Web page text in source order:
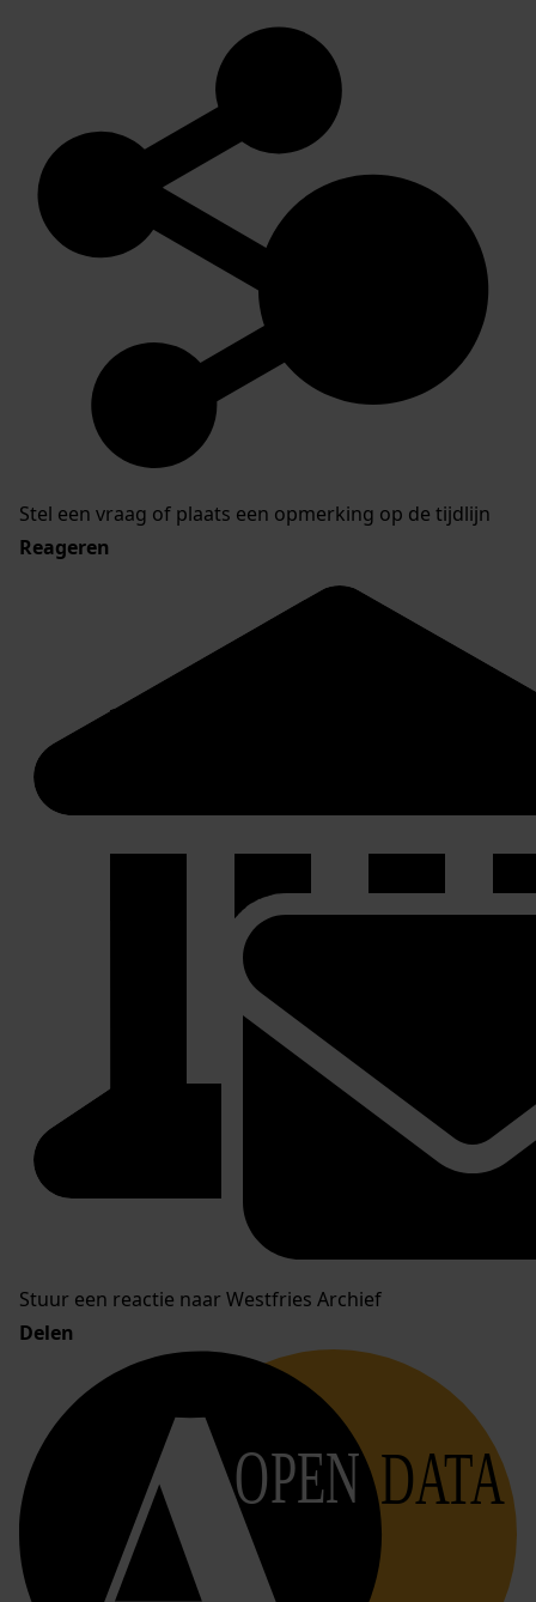
Stel een vraag of plaats een opmerking op de tijdlijn
Reageren
Stuur een reactie naar Westfries Archief
Delen
OPEN DATA